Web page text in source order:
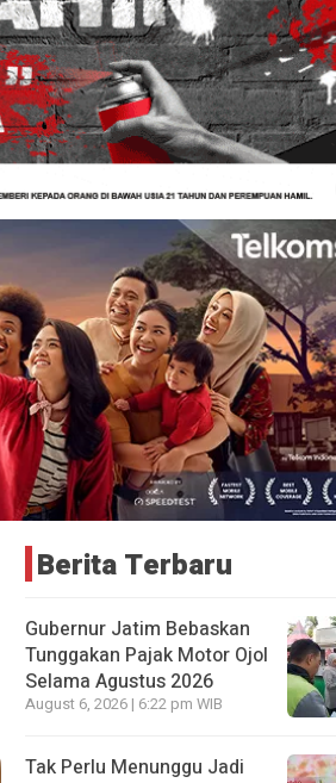
Berita Terbaru
Gubernur Jatim Bebaskan
Tunggakan Pajak Motor Ojol
Selama Agustus 2026
August 6, 2026 | 6:22 pm WIB
Tak Perlu Menunggu Jadi